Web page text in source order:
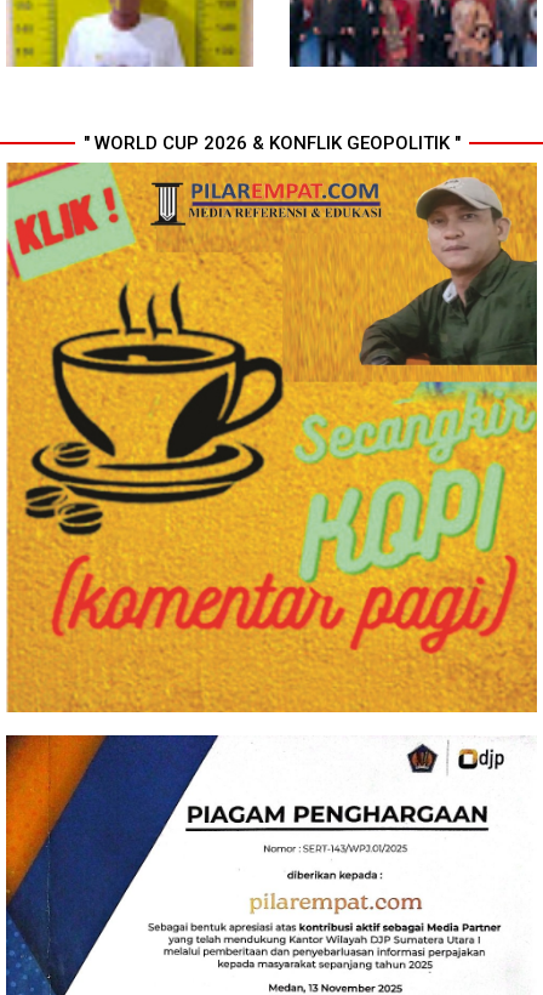
Polresta Deli Serdang Bekuk
Dua orang Pengedar Narkoba
di Pagar Merbau
Perkuat Kinerja Organisasi dan
Pengembangan Karier, OJK
Lantik Pejabat Baru
" WORLD CUP 2026 & KONFLIK GEOPOLITIK "